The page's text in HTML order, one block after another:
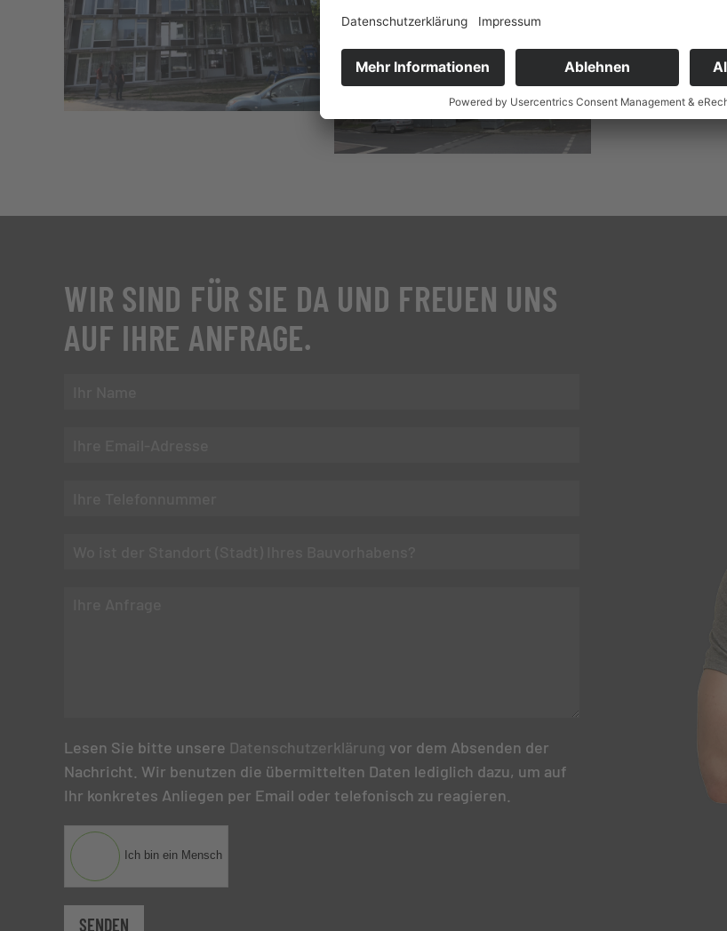
WIR SIND FÜR SIE DA UND FREUEN UNS
AUF IHRE ANFRAGE.
Lesen Sie bitte unsere Datenschutzerklärung vor dem Absenden der
Nachricht. Wir benutzen die übermittelten Daten lediglich dazu, um auf
Ihr konkretes Anliegen per Email oder telefonisch zu reagieren.
Ich bin ein Mensch
SENDEN